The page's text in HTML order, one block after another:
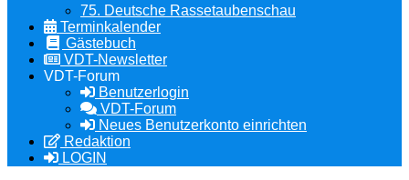
75. Deutsche Rassetaubenschau
Terminkalender
Gästebuch
VDT-Newsletter
VDT-Forum
Benutzerlogin
VDT-Forum
Neues Benutzerkonto einrichten
Redaktion
LOGIN